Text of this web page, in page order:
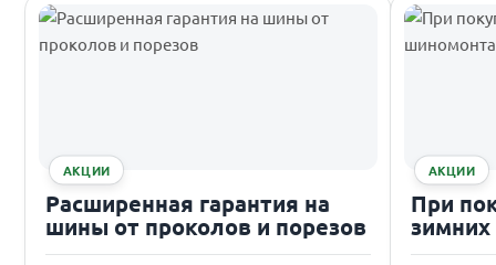
АКЦИИ
Расширенная гарантия на
шины от проколов и порезов
АКЦИИ
При